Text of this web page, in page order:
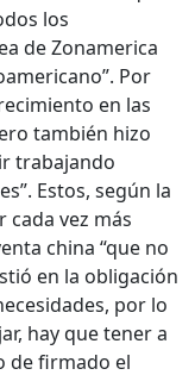
los
de Zonamerica
Por
en las
también hizo
trabajando
Estos, según la
vez más
china “que no
en la obligación
por lo
hay que tener a
de firmado el